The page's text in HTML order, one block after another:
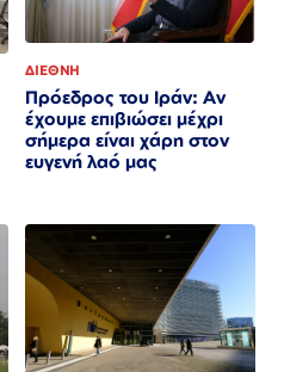
ΔΙΕΘΝΗ
Πρόεδρος του Ιράν: Αν
έχουμε επιβιώσει μέχρι
σήμερα είναι χάρη στον
ευγενή λαό μας